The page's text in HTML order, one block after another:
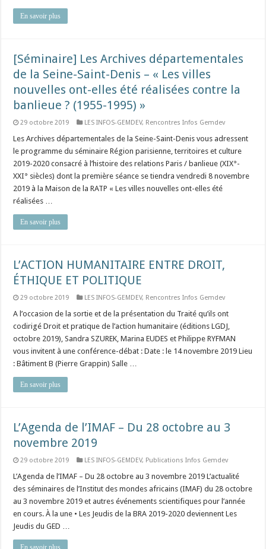
En savoir plus
[Séminaire] Les Archives départementales
de la Seine-Saint-Denis – « Les villes
nouvelles ont-elles été réalisées contre la
banlieue ? (1955-1995) »
29 octobre 2019 LES INFOS-GEMDEV, Rencontres Infos Gemdev
Les Archives départementales de la Seine-Saint-Denis vous adressent
le programme du séminaire Région parisienne, territoires et culture
2019-2020 consacré à l’histoire des relations Paris / banlieue (XIX°-
XXI° siècles) dont la première séance se tiendra vendredi 8 novembre
2019 à la Maison de la RATP « Les villes nouvelles ont-elles été
réalisées …
En savoir plus
L’ACTION HUMANITAIRE ENTRE DROIT,
ÉTHIQUE ET POLITIQUE
29 octobre 2019 LES INFOS-GEMDEV, Rencontres Infos Gemdev
A l’occasion de la sortie et de la présentation du Traité qu’ils ont
codirigé Droit et pratique de l’action humanitaire (éditions LGDJ,
octobre 2019), Sandra SZUREK, Marina EUDES et Philippe RYFMAN
vous invitent à une conférence-débat : Date : le 14 novembre 2019 Lieu
: Bâtiment B (Pierre Grappin) Salle …
En savoir plus
L’Agenda de l’IMAF – Du 28 octobre au 3
novembre 2019
29 octobre 2019 LES INFOS-GEMDEV, Publications Infos Gemdev
L’Agenda de l’IMAF – Du 28 octobre au 3 novembre 2019 L’actualité
des séminaires de l’Institut des mondes africains (IMAF) du 28 octobre
au 3 novembre 2019 et autres événements scientifiques pour l’année
en cours. À la une • Les Jeudis de la BRA 2019-2020 deviennent Les
Jeudis du GED …
En savoir plus